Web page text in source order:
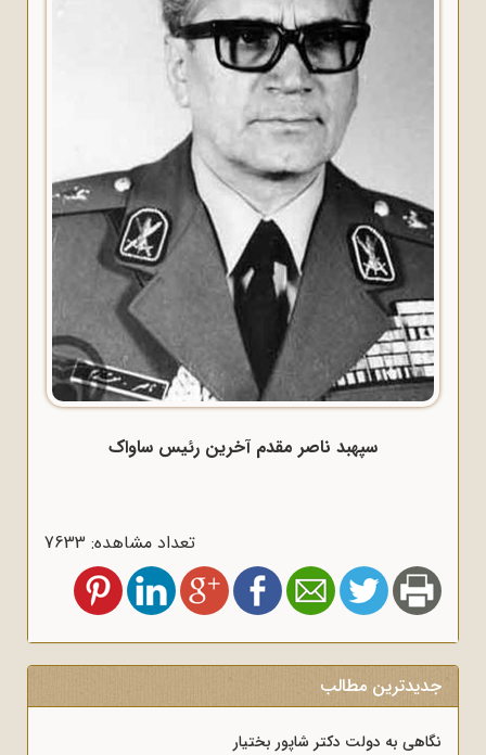
سپهبد ناصر مقدم آخرین رئیس ساواک
تعداد مشاهده: 7633
جدیدترین مطالب
نگاهی به دولت دکتر شاپور بختیار